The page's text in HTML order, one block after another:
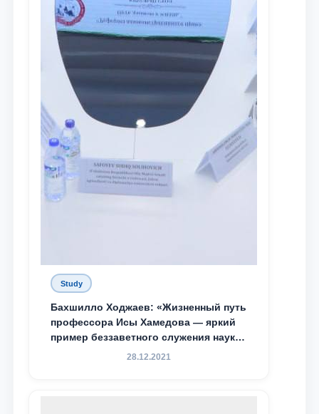
Study
Бахшилло Ходжаев: «Жизненный путь
профессора Исы Хамедова — яркий
пример беззаветного служения науке,
Родине и воспитанию молодого
28.12.2021